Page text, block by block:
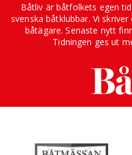
Båtliv är båtfolkets egen
svenska båtklubbar. Vi
båtägare. Senaste nytt
Tidningen ges ut